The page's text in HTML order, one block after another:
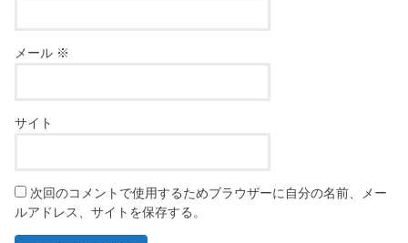
メール ※
サイト
次回のコメントで使用するためブラウザーに自分の名前、メー
ルアドレス、サイトを保存する。